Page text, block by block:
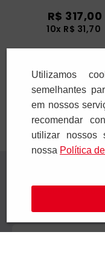
R$ 317,00
10x R$ 31,70
Adicionar
Utilizamos
semelhantes
em nossos
recomendar
utilizar nossos
nossa Polí­tica